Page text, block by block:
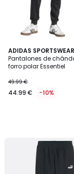
ADIDAS SPORTSWEAR
Pantalones de
forro polar Essentiel
49.99 €
44.99 € -10%